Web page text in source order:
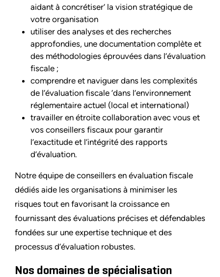
aidant à concrétiser’ la vision stratégique de
votre organisation
utiliser des analyses et des recherches
approfondies, une documentation complète et
des méthodologies éprouvées dans l’évaluation
fiscale ;
comprendre et naviguer dans les complexités
de l’évaluation fiscale ’dans l’environnement
réglementaire actuel (local et international)
travailler en étroite collaboration avec vous et
vos conseillers fiscaux pour garantir
l’exactitude et l’intégrité des rapports
d’évaluation.
Notre équipe de conseillers en évaluation fiscale
dédiés aide les organisations à minimiser les
risques tout en favorisant la croissance en
fournissant des évaluations précises et défendables
fondées sur une expertise technique et des
processus d’évaluation robustes.
Nos domaines de spécialisation